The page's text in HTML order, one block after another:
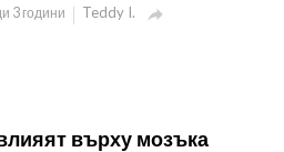
3 години Teddy I. 
върху мозъка